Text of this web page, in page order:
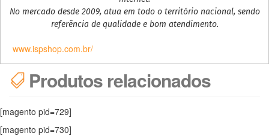
No mercado desde 2009, atua em todo o território nacional, sendo
referência de qualidade e bom atendimento.
www.ispshop.com.br/
Produtos relacionados
[magento pid=729]
[magento pid=730]